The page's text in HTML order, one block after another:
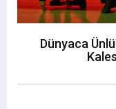
Dünyaca